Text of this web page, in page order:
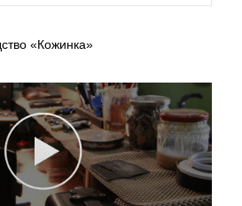
«Кожинка»